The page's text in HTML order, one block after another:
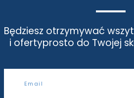
Będziesz otrzymywać
i ofertyprosto do Twojej